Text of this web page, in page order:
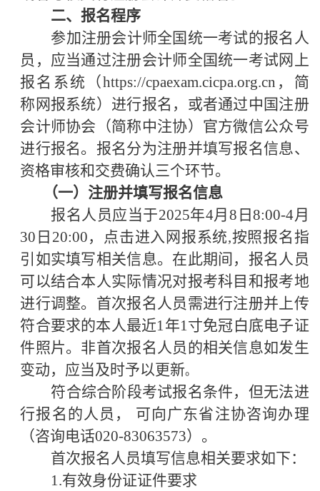
二、报名程序
参加注册会计师全国统一考试的报名人
员，应当通过注册会计师全国统一考试网上
报名系统（https://cpaexam.cicpa.org.cn ，简
称网报系统）进行报名，或者通过中国注册
会计师协会（简称中注协）官方微信公众号
进行报名。报名分为注册并填写报名信息、
资格审核和交费确认三个环节。
（一）注册并填写报名信息
报名人员应当于2025年4月 8 日8:00-4月
30 日 20:00，点击进入网报系统,按照报名指
引如实填写相关信息。在此期间，报名人员
可以结合本人实际情况对报考科目和报考地
进行调整。首次报名人员需进行注册并上传
符合要求的本人最近1年1寸免冠白底电子证
件照片。非首次报名人员的相关信息如发生
变动， 应当及时予以更新。
符合综合阶段考试报名条件，但无法进
行报名的人员，
可向 广东省注协咨询办理
（咨询电话020-83063573）。
首次报名人员填写信息相关要求如下：
1.有效身份证证件要求